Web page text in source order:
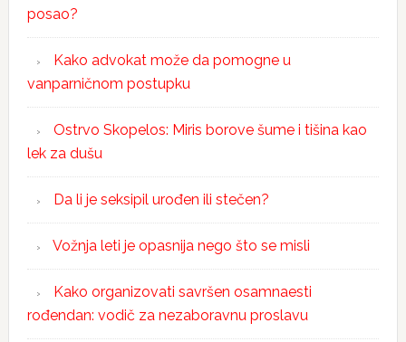
posao?
Kako advokat može da pomogne u
vanparničnom postupku
Ostrvo Skopelos: Miris borove šume i tišina kao
lek za dušu
Da li je seksipil urođen ili stečen?
Vožnja leti je opasnija nego što se misli
Kako organizovati savršen osamnaesti
rođendan: vodič za nezaboravnu proslavu